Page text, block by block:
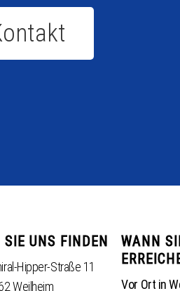
SIE UNS FINDEN
Hipper-Straße 11
Weilheim
WANN
Vor Ort in